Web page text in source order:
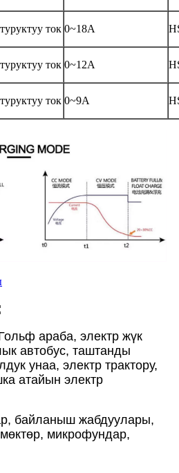
ток 0~18A
ток 0~12A
ток 0~9A
араба, электр жүк
автобус, таштанды
унаа, электр трактору,
атайын электр
байланыш жабдуулары,
микрофундар,